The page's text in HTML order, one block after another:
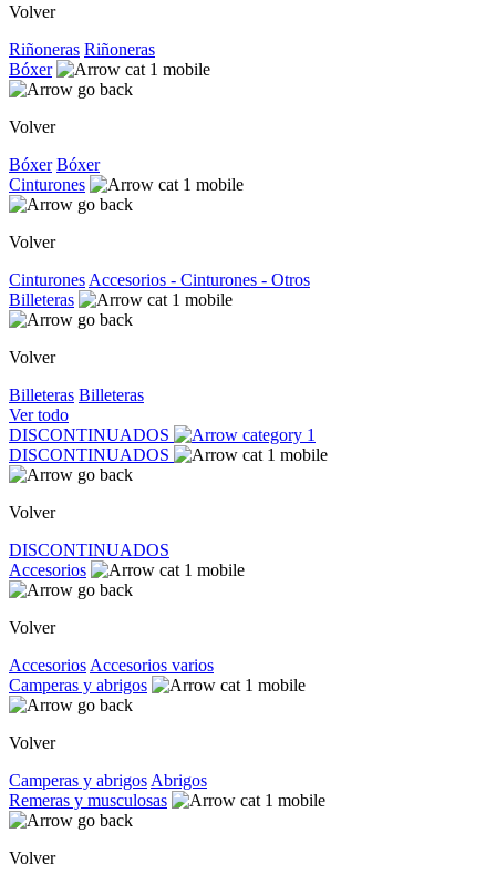
Volver
Riñoneras Riñoneras
Bóxer
Volver
Bóxer Bóxer
Cinturones
Volver
Cinturones Accesorios - Cinturones - Otros
Billeteras
Volver
Billeteras Billeteras
Ver todo
DISCONTINUADOS
DISCONTINUADOS
Volver
DISCONTINUADOS
Accesorios
Volver
Accesorios Accesorios varios
Camperas y abrigos
Volver
Camperas y abrigos Abrigos
Remeras y musculosas
Volver